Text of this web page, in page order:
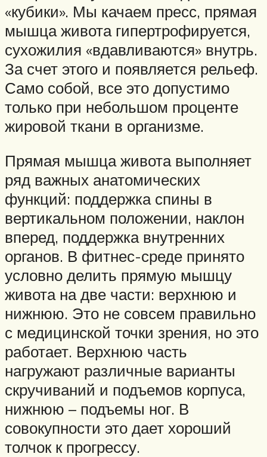
«кубики». Мы качаем пресс, прямая
мышца живота гипертрофируется,
сухожилия «вдавливаются» внутрь.
За счет этого и появляется рельеф.
Само собой, все это допустимо
только при небольшом проценте
жировой ткани в организме.
Прямая мышца живота выполняет
ряд важных анатомических
функций: поддержка спины в
вертикальном положении, наклон
вперед, поддержка внутренних
органов. В фитнес-среде принято
условно делить прямую мышцу
живота на две части: верхнюю и
нижнюю. Это не совсем правильно
с медицинской точки зрения, но это
работает. Верхнюю часть
нагружают различные варианты
скручиваний и подъемов корпуса,
нижнюю – подъемы ног. В
совокупности это дает хороший
толчок к прогрессу.